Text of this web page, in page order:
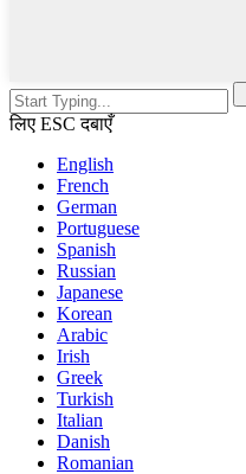
लिए ESC दबाएँ
English
French
German
Portuguese
Spanish
Russian
Japanese
Korean
Arabic
Irish
Greek
Turkish
Italian
Danish
Romanian